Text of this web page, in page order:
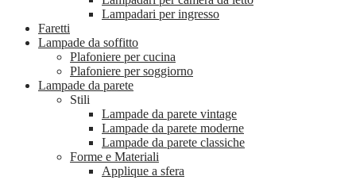
Lampadari per ingresso
Faretti
Lampade da soffitto
Plafoniere per cucina
Plafoniere per soggiorno
Lampade da parete
Stili
Lampade da parete vintage
Lampade da parete moderne
Lampade da parete classiche
Forme e Materiali
Applique a sfera